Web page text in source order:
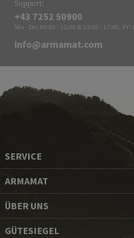
Support:
+43 7252 50900
Mo - Do: 09:00 - 12:00 & 13:00 - 17:00, Fr:
info@armamat.com
SERVICE
ARMAMAT
ÜBER UNS
GÜTESIEGEL